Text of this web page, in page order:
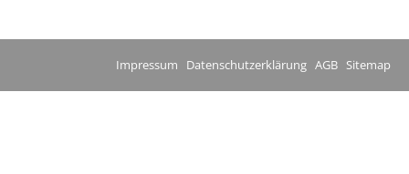
Impressum Datenschutzerklärung AGB Sitemap